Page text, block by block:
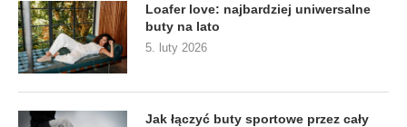
Loafer love: najbardziej uniwersalne
buty na lato
5. luty 2026
Jak łączyć buty sportowe przez cały